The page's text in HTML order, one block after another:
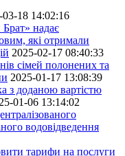
03-18 14:02:16
надає
які отримали
2025-02-17 08:40:33
сімей полонених та
2025-01-17 13:08:39
з доданою вартістю
01-06 13:14:02
водовідведення
тарифи на послуги